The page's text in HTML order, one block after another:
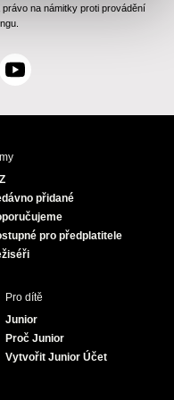
na námitky proti provádění
Y
u
přidané
pro předplatitele
Pro dítě
Junior
Proč Junior
Vytvořit Junior Účet